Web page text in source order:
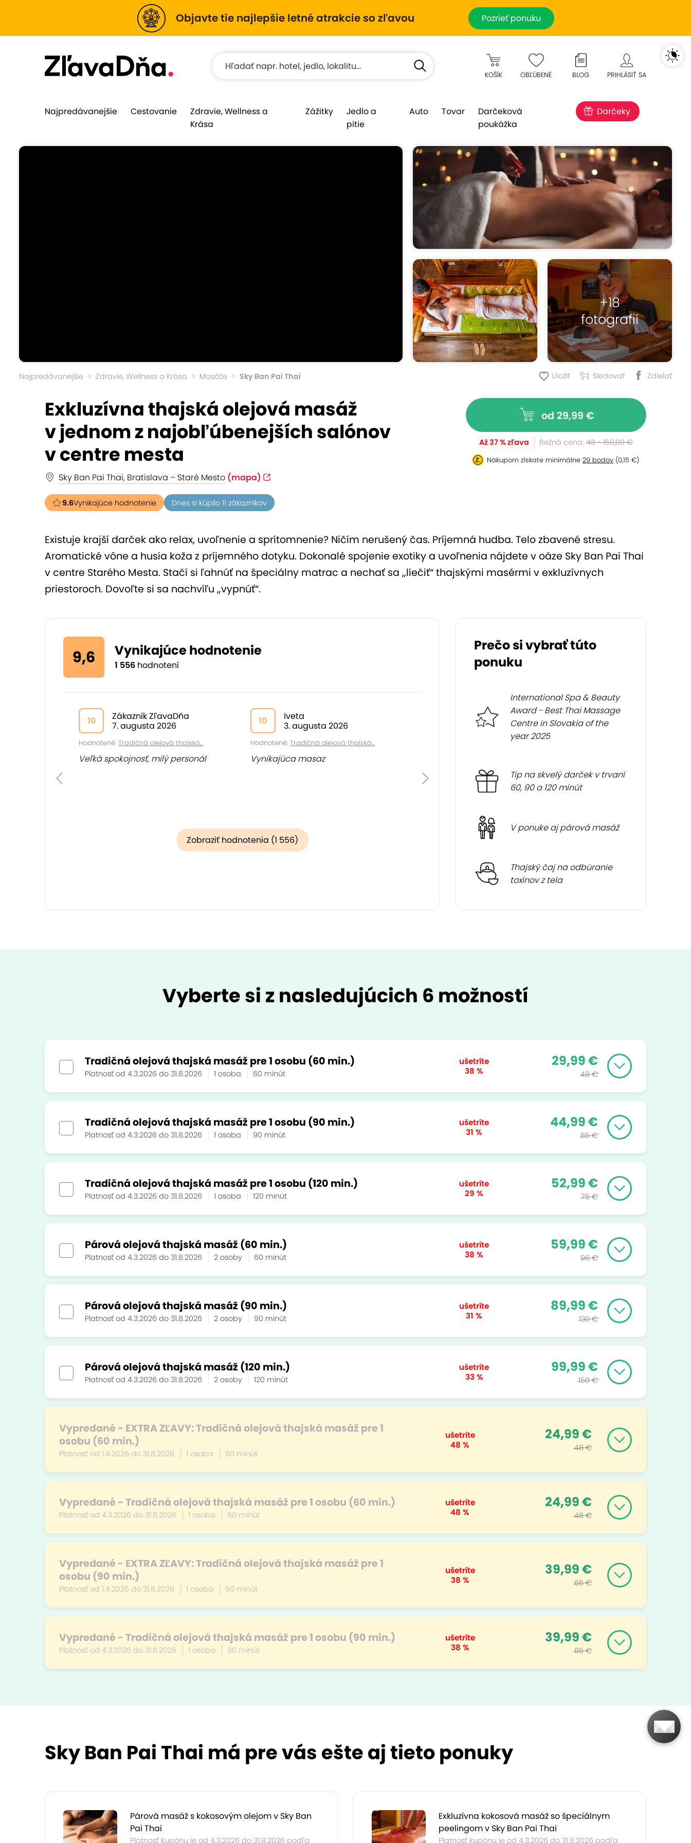
Objavte tie najlepšie letné atrakcie so zľavou Pozrieť ponuku
KOŠÍK OBĽÚBENÉ BLOG PRIHLÁSIŤ SA
Najpredávanejšie Cestovanie
Zdravie, Wellness a
Krása
Zážitky
Jedlo a
pitie
Auto Tovar
Darčeková
poukážka
Darčeky
+18
fotografií
Najpredávanejšie Zdravie, Wellness a Krása Masáže Sky Ban Pai Thai Uložiť Sledovať Zdielať
Exkluzívna thajská olejová masáž
v jednom z najobľúbenejších salónov
v centre mesta
Sky Ban Pai Thai, Bratislava – Staré Mesto (mapa)
9.6Vynikajúce hodnotenie Dnes si kúpilo 11 zákazníkov
od 29,99 €
Až 37 % zľava Bežná cena: 48 - 150,00 €
Nákupom získate minimálne 29 bodov (0,15 €)
Existuje krajší darček ako relax, uvoľnenie a sprítomnenie? Ničím nerušený čas. Príjemná hudba. Telo zbavené stresu.
Aromatické vône a husia koža z príjemného dotyku. Dokonalé spojenie exotiky a uvoľnenia nájdete v oáze Sky Ban Pai Thai
v centre Starého Mesta. Stačí si ľahnúť na špeciálny matrac a nechať sa „liečiť“ thajskými masérmi v exkluzívnych
priestoroch. Dovoľte si sa nachvíľu „vypnúť“.
9,6 Vynikajúce hodnotenie
1 556 hodnotení
10
Zákazník ZľavaDňa
7. augusta 2026
Hodnotené: Tradičná olejová thajská...
Veľká spokojnosť, milý personál
10
Iveta
3. augusta 2026
Hodnotené: Tradičná olejová thajská...
Vynikajúca masaz
Zobraziť hodnotenia (1 556)
Prečo si vybrať túto
ponuku
International Spa & Beauty
Award - Best Thai Massage
Centre in Slovakia of the
year 2025
Tip na skvelý darček v trvaní
60, 90 a 120 minút
V ponuke aj párová masáž
Thajský čaj na odbúranie
toxínov z tela
Vyberte si z nasledujúcich 6 možností
Tradičná olejová thajská masáž pre 1 osobu (60 min.)
Platnosť od 4.3.2026 do 31.8.2026 1 osoba 60 minút
ušetríte
38 %
29,99 €
48 €
Tradičná olejová thajská masáž pre 1 osobu (90 min.)
Platnosť od 4.3.2026 do 31.8.2026 1 osoba 90 minút
ušetríte
31 %
44,99 €
65 €
Tradičná olejová thajská masáž pre 1 osobu (120 min.)
Platnosť od 4.3.2026 do 31.8.2026 1 osoba 120 minút
ušetríte
29 %
52,99 €
75 €
Párová olejová thajská masáž (60 min.)
Platnosť od 4.3.2026 do 31.8.2026 2 osoby 60 minút
ušetríte
38 %
59,99 €
96 €
Párová olejová thajská masáž (90 min.)
Platnosť od 4.3.2026 do 31.8.2026 2 osoby 90 minút
ušetríte
31 %
89,99 €
130 €
Párová olejová thajská masáž (120 min.)
Platnosť od 4.3.2026 do 31.8.2026 2 osoby 120 minút
ušetríte
33 %
99,99 €
150 €
Vypredané - EXTRA ZĽAVY: Tradičná olejová thajská masáž pre 1
osobu (60 min.)
Platnosť od 1.4.2026 do 31.8.2026 1 osoba 60 minút
ušetríte
48 %
24,99 €
48 €
Vypredané - Tradičná olejová thajská masáž pre 1 osobu (60 min.)
Platnosť od 4.3.2026 do 31.8.2026 1 osoba 60 minút
ušetríte
48 %
24,99 €
48 €
Vypredané - EXTRA ZĽAVY: Tradičná olejová thajská masáž pre 1
osobu (90 min.)
Platnosť od 1.4.2026 do 31.8.2026 1 osoba 90 minút
ušetríte
38 %
39,99 €
65 €
Vypredané - Tradičná olejová thajská masáž pre 1 osobu (90 min.)
Platnosť od 4.3.2026 do 31.8.2026 1 osoba 90 minút
ušetríte
38 %
39,99 €
65 €
Sky Ban Pai Thai má pre vás ešte aj tieto ponuky
Párová masáž s kokosovým olejom v Sky Ban
Pai Thai
Platnosť kupónu je od 4.3.2026 do 31.8.2026 podľa
Exkluzívna kokosová masáž so špeciálnym
peelingom v Sky Ban Pai Thai
Platnosť kupónu je od 4.3.2026 do 31.8.2026 podľa